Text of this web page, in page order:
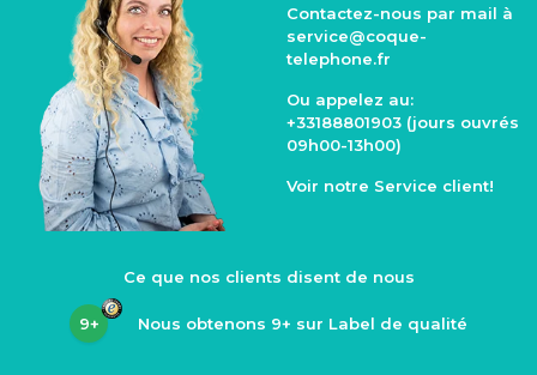
Contactez-nous par mail à
service@coque-
telephone.fr
Ou appelez au:
+33188801903 (jours ouvrés
09h00-13h00)
Voir notre Service client!
Ce que nos clients disent de nous
9+ Nous obtenons 9+ sur Label de qualité